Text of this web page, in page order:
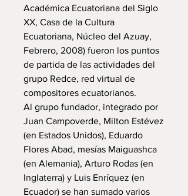
Académica Ecuatoriana del Siglo
XX, Casa de la Cultura
Ecuatoriana, Núcleo del Azuay,
Febrero, 2008) fueron los puntos
de partida de las actividades del
grupo Redce, red virtual de
compositores ecuatorianos.
Al grupo fundador, integrado por
Juan Campoverde, Milton Estévez
(en Estados Unidos), Eduardo
Flores Abad, mesías Maiguashca
(en Alemania), Arturo Rodas (en
Inglaterra) y Luis Enríquez (en
Ecuador) se han sumado varios